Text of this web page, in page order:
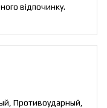
відпочинку.
Противоударный,